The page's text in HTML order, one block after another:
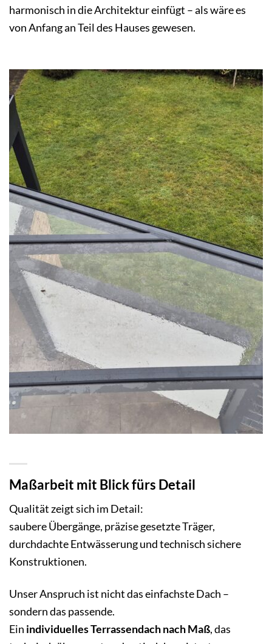
harmonisch in die Architektur einfügt – als wäre es
von Anfang an Teil des Hauses gewesen.
Maßarbeit mit Blick fürs Detail
Qualität zeigt sich im Detail:
saubere Übergänge, präzise gesetzte Träger,
durchdachte Entwässerung und technisch sichere
Konstruktionen.
Unser Anspruch ist nicht das einfachste Dach –
sondern das passende.
Ein individuelles Terrassendach nach Maß, das